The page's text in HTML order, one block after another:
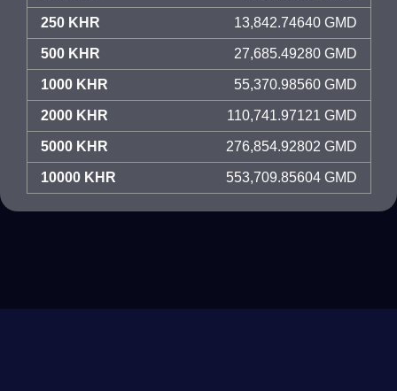
250 KHR 13,842.74640 GMD
500 KHR 27,685.49280 GMD
1000 KHR 55,370.98560 GMD
2000 KHR 110,741.97121 GMD
5000 KHR 276,854.92802 GMD
10000 KHR 553,709.85604 GMD